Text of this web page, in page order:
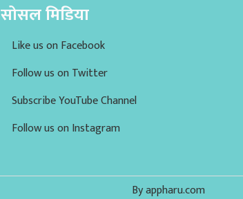
सोसल मिडिया
Like us on Facebook
Follow us on Twitter
Subscribe YouTube Channel
Follow us on Instagram
By appharu.com